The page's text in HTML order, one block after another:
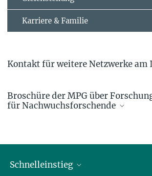
Karriere & Familie
Kontakt für weitere Netzwerke
Koordinator des Junior-
+49 551 201-1155
Koordinator des Facility-
Broschüre der MPG über
für Nachwuchsforschende
Schnelleinstieg